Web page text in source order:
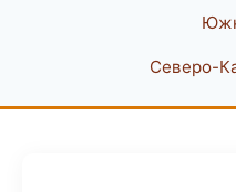
Северо-